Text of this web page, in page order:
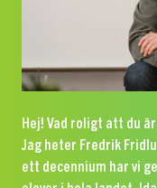
Hej! Vad roligt att du
Jag heter Fredrik
ett decennium har vi